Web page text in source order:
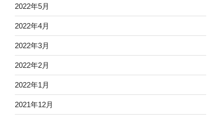
2022年5月
2022年4月
2022年3月
2022年2月
2022年1月
2021年12月